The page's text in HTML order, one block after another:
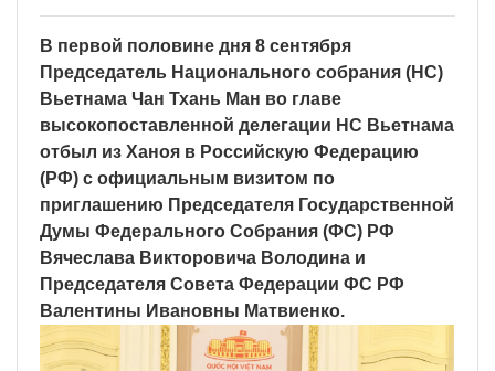
В первой половине дня 8 сентября
Председатель Национального собрания (НС)
Вьетнама Чан Тхань Ман во главе
высокопоставленной делегации НС Вьетнама
отбыл из Ханоя в Российскую Федерацию
(РФ) с официальным визитом по
приглашению Председателя Государственной
Думы Федерального Собрания (ФС) РФ
Вячеслава Викторовича Володина и
Председателя Совета Федерации ФС РФ
Валентины Ивановны Матвиенко.